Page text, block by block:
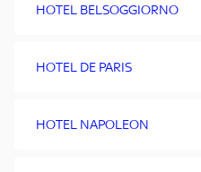
HOTEL BELSOGGIORNO
HOTEL DE PARIS
HOTEL NAPOLEON